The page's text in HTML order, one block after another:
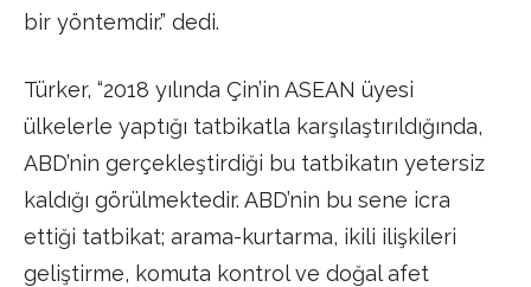
bir yöntemdir.” dedi.
Türker, “2018 yılında Çin’in ASEAN üyesi
ülkelerle yaptığı tatbikatla karşılaştırıldığında,
ABD’nin gerçekleştirdiği bu tatbikatın yetersiz
kaldığı görülmektedir. ABD’nin bu sene icra
ettiği tatbikat; arama-kurtarma, ikili ilişkileri
geliştirme, komuta kontrol ve doğal afet